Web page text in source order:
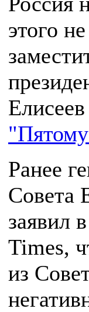
этого
Ранее
Совета
заявил
Times,
из